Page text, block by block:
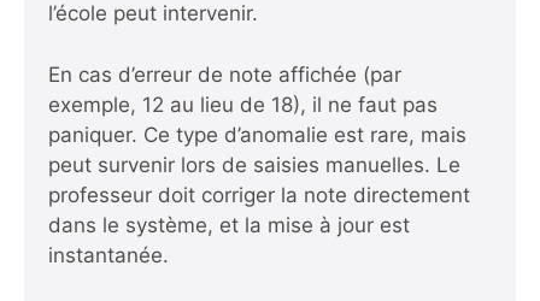
l’école peut intervenir.
En cas d’erreur de note affichée (par
exemple, 12 au lieu de 18), il ne faut pas
paniquer. Ce type d’anomalie est rare, mais
peut survenir lors de saisies manuelles. Le
professeur doit corriger la note directement
dans le système, et la mise à jour est
instantanée.